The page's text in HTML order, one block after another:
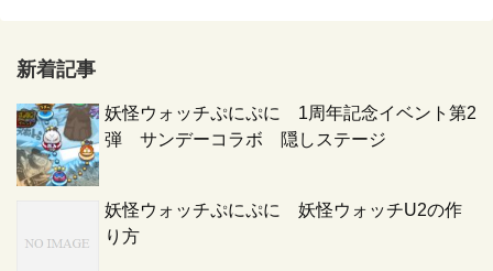
新着記事
妖怪ウォッチぷにぷに 1周年記念イベント第2
弾 サンデーコラボ 隠しステージ
妖怪ウォッチぷにぷに 妖怪ウォッチU2の作
り方